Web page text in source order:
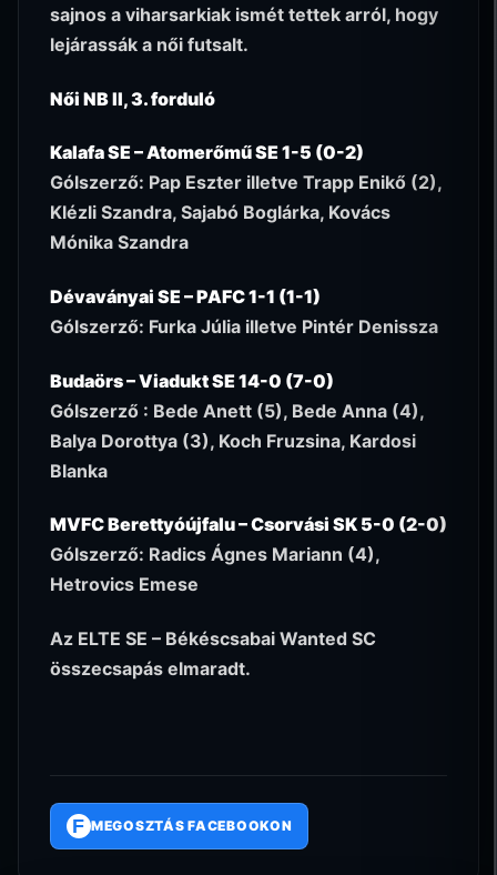
sajnos a viharsarkiak ismét tettek arról, hogy
lejárassák a női futsalt.
Női NB II, 3. forduló
Kalafa SE – Atomerőmű SE 1-5 (0-2)
Gólszerző: Pap Eszter illetve Trapp Enikő (2),
Klézli Szandra, Sajabó Boglárka, Kovács
Mónika Szandra
Dévaványai SE – PAFC 1-1 (1-1)
Gólszerző: Furka Júlia illetve Pintér Denissza
Budaörs – Viadukt SE 14-0 (7-0)
Gólszerző : Bede Anett (5), Bede Anna (4),
Balya Dorottya (3), Koch Fruzsina, Kardosi
Blanka
MVFC Berettyóújfalu – Csorvási SK 5-0 (2-0)
Gólszerző: Radics Ágnes Mariann (4),
Hetrovics Emese
Az ELTE SE – Békéscsabai Wanted SC
összecsapás elmaradt.
F MEGOSZTÁS FACEBOOKON